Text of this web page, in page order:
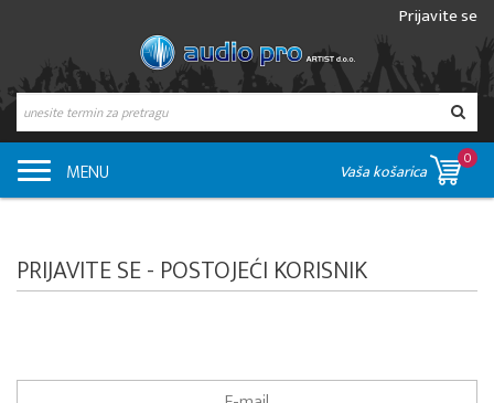
Prijavite se
MENU Vaša košarica
0
PRIJAVITE SE - POSTOJEĆI KORISNIK